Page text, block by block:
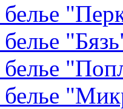
белье
белье